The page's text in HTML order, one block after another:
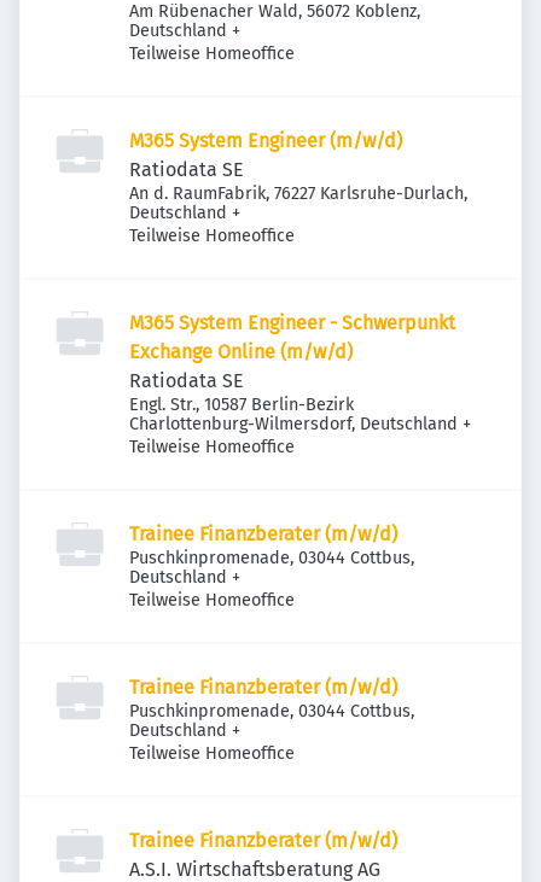
Am Rübenacher Wald, 56072 Koblenz,
Deutschland +
Teilweise Homeoffice
M365 System Engineer (m/w/d)
Ratiodata SE
An d. RaumFabrik, 76227 Karlsruhe-Durlach,
Deutschland +
Teilweise Homeoffice
M365 System Engineer - Schwerpunkt
Exchange Online (m/w/d)
Ratiodata SE
Engl. Str., 10587 Berlin-Bezirk
Charlottenburg-Wilmersdorf, Deutschland +
Teilweise Homeoffice
Trainee Finanzberater (m/w/d)
Puschkinpromenade, 03044 Cottbus,
Deutschland +
Teilweise Homeoffice
Trainee Finanzberater (m/w/d)
Puschkinpromenade, 03044 Cottbus,
Deutschland +
Teilweise Homeoffice
Trainee Finanzberater (m/w/d)
A.S.I. Wirtschaftsberatung AG